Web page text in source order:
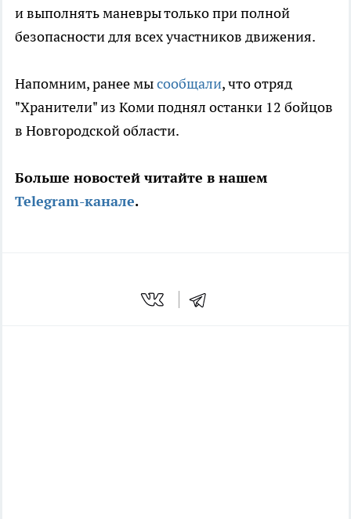
и выполнять маневры только при полной
безопасности для всех участников движения.
Напомним, ранее мысообщали, что отряд
"Хранители" из Коми поднял останки 12 бойцов
в Новгородской области.
Больше новостей читайте в нашем
Telegram-канале.